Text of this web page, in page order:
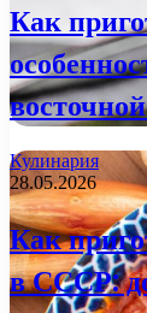
Как
Кулинария
28.05.2026
Как
в СССР: